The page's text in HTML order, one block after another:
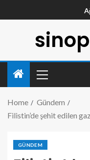
Home
Gündem
Filistin’de şehit edilen
GÜNDEM